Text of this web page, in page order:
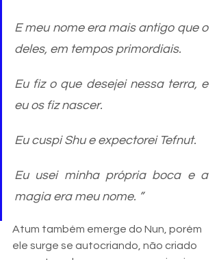
E meu nome era mais antigo que o
deles, em tempos primordiais.
Eu fiz o que desejei nessa terra, e
eu os fiz nascer.
Eu cuspi Shu e expectorei Tefnut.
Eu usei minha própria boca e a
magia era meu nome. ”
Atum também emerge do Nun, porém
ele surge se autocriando, não criado